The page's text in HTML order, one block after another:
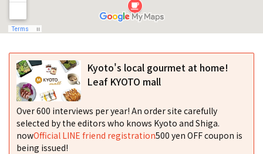
Kyoto's local gourmet at home!
Leaf KYOTO mall
Over 600 interviews per year! An order site carefully
selected by the editors who knows Kyoto and Shiga.
nowOfficial LINE friend registration500 yen OFF coupon is
being issued!